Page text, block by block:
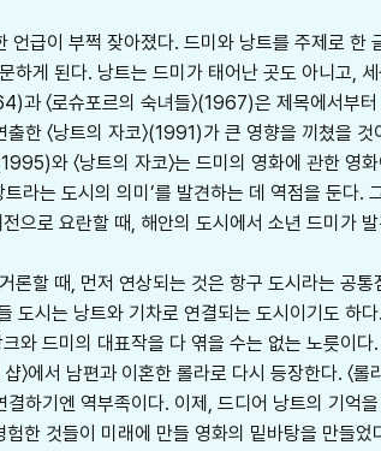
언급이 부쩍 잦아졌다. 드미와 낭트를 주제로
하게 된다. 낭트는 드미가 태어난 곳도 아니고,
과 〈로슈포르의 숙녀들〉(1967)은 제목에서
한 〈낭트의 자코〉(1991)가 큰 영향을 끼쳤을
와 〈낭트의 자코〉는 드미의 영화에 관한
라는 도시의 의미’를 발견하는 데 역점을 둔다.
으로 요란할 때, 해안의 도시에서 소년 드미가
론할 때, 먼저 연상되는 것은 항구 도시라는 공
도시는 낭트와 기차로 연결되는 도시이기도 하
와 드미의 대표작을 다 엮을 수는 없는 노릇이
샵〉에서 남편과 이혼한 롤라로 다시 등장한다.
하기엔 역부족이다. 이제, 드디어 낭트의 기
한 것들이 미래에 만들 영화의 밑바탕을 만들었